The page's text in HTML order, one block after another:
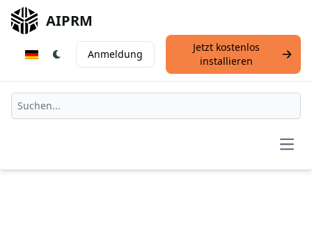
AIPRM
Anmeldung
Jetzt kostenlos
installieren